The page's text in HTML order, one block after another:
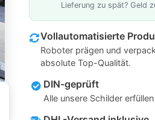
Lieferung zu spät? Geld
Vollautomatisierte
Roboter prägen und
absolute Top-Qualität.
DIN-geprüft
Alle unsere Schilder